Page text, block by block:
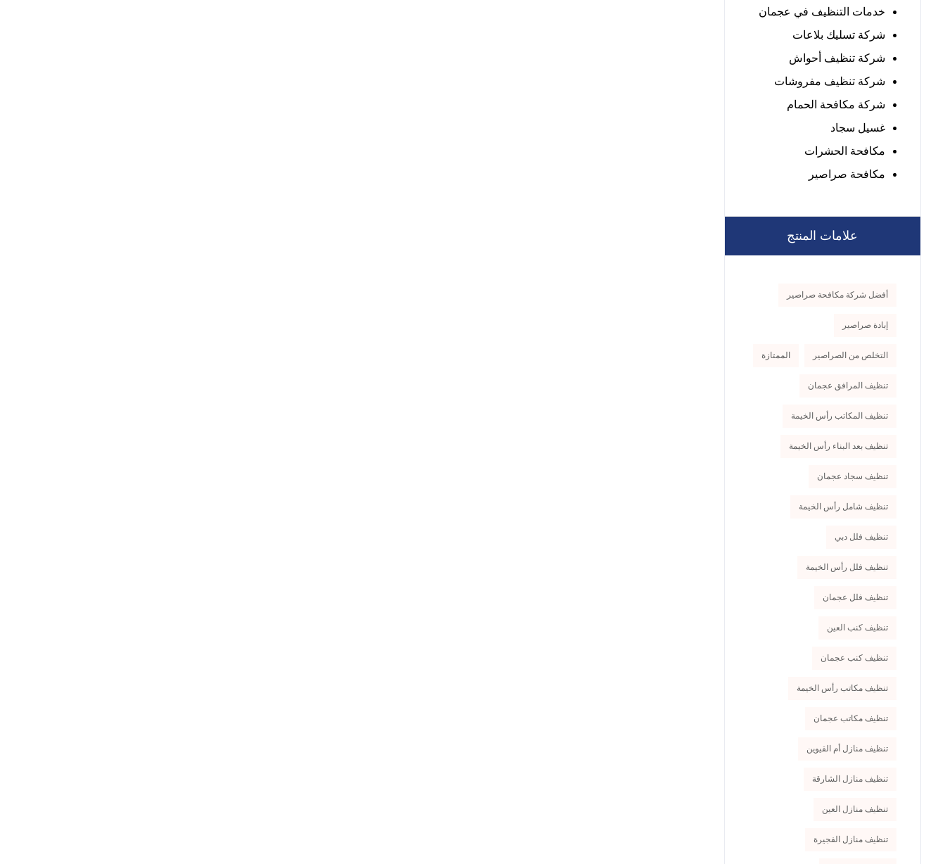
خدمات التنظيف في عجمان
شركة تسليك بلاعات
شركة تنظيف أحواش
شركة تنظيف مفروشات
شركة مكافحة الحمام
غسيل سجاد
مكافحة الحشرات
مكافحة صراصير
علامات المنتج
أفضل شركة مكافحة صراصير
إبادة صراصير
التخلص من الصراصير الممتازة
تنظيف المرافق عجمان
تنظيف المكاتب رأس الخيمة
تنظيف بعد البناء رأس الخيمة
تنظيف سجاد عجمان
تنظيف شامل رأس الخيمة
تنظيف فلل دبي
تنظيف فلل رأس الخيمة
تنظيف فلل عجمان
تنظيف كنب العين
تنظيف كنب عجمان
تنظيف مكاتب رأس الخيمة
تنظيف مكاتب عجمان
تنظيف منازل أم القيوين
تنظيف منازل الشارقة
تنظيف منازل العين
تنظيف منازل الفجيرة